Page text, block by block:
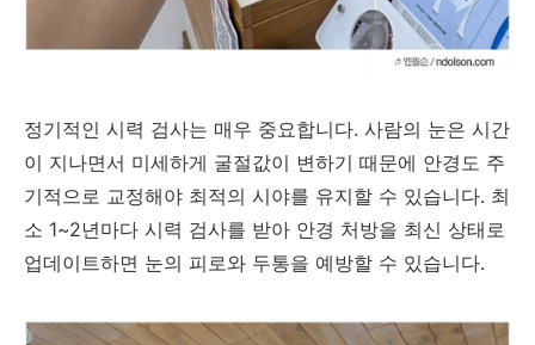
정기적인 시력 검사는 매우 중요합니다. 사람의 눈은 시간
이 지나면서 미세하게 굴절값이 변하기 때문에 안경도 주
기적으로 교정해야 최적의 시야를 유지할 수 있습니다. 최
소 1~2년마다 시력 검사를 받아 안경 처방을 최신 상태로
업데이트하면 눈의 피로와 두통을 예방할 수 있습니다.